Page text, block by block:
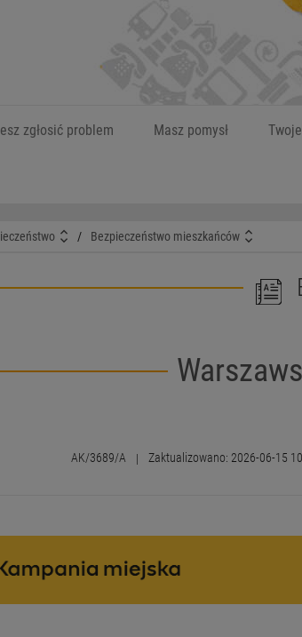
zgłosić problem Masz pomysł
/ Bezpieczeństwo mieszkańców
AK/3689/A | Zaktualizowano: 2026-06-15